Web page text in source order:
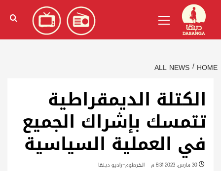
content
الإنجليزية)
Menu
HOME
ALL NEWS
الكتلة الديمقراطية
تتمسك بإشراك الجميع
في العملية السياسية
الخرطوم-راديو دبنقا